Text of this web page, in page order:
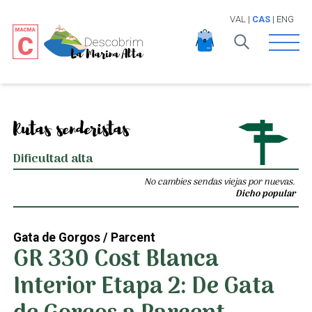
VAL | CAS| ENG
Open
Rutas senderistas
Dificultad alta
No cambies sendas viejas por nuevas.
Dicho popular
Gata de Gorgos / Parcent
GR 330 Cost Blanca
Interior Etapa 2: De Gata